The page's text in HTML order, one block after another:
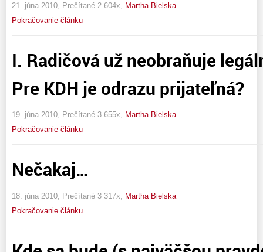
21. júna 2010, Prečítané 2 604x, Martha Bielska
Pokračovanie článku
I. Radičová už neobraňuje
Pre KDH je odrazu prijateľná?
19. júna 2010, Prečítané 3 655x, Martha Bielska
Pokračovanie článku
Nečakaj…
18. júna 2010, Prečítané 3 317x, Martha Bielska
Pokračovanie článku